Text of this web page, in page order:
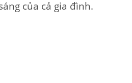
của cả gia đình.